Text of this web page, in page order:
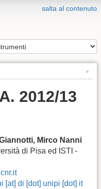
salta al contenuto
2012/13
Mirco Nanni
di Pisa ed ISTI -
[at] di [dot] unipi [dot] it